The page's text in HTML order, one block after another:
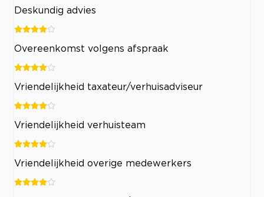
Deskundig advies
Overeenkomst volgens afspraak
Vriendelijkheid taxateur/verhuisadviseur
Vriendelijkheid verhuisteam
Vriendelijkheid overige medewerkers